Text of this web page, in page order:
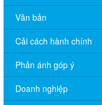
Văn bản
Cải cách hành chính
Phản ánh góp ý
Doanh nghiệp